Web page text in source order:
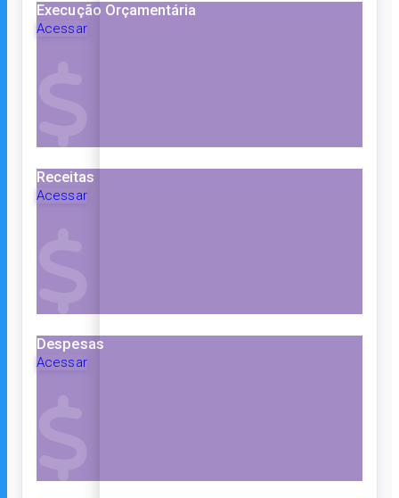
Execução Orçamentária
Acessar
Receitas
Acessar
Despesas
Acessar